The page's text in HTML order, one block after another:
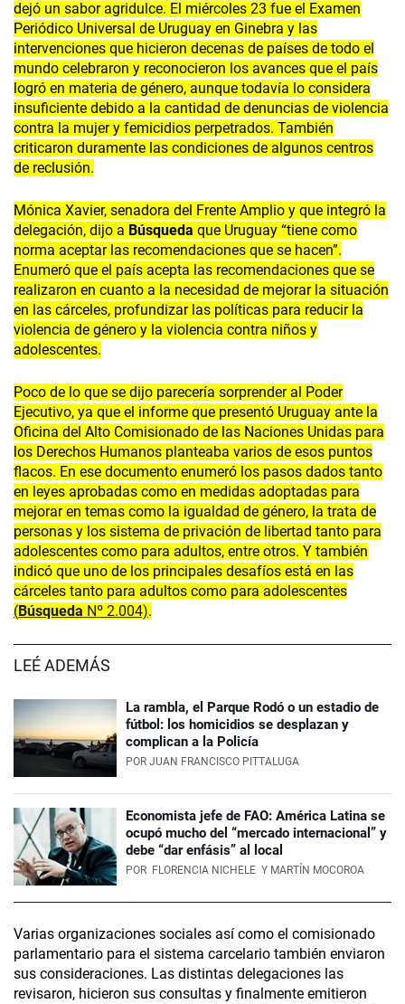
dejó un sabor agridulce. El miércoles 23 fue el Examen
Periódico Universal de Uruguay en Ginebra y las
intervenciones que hicieron decenas de países de todo el
mundo celebraron y reconocieron los avances que el país
logró en materia de género, aunque todavía lo considera
insuficiente debido a la cantidad de denuncias de violencia
contra la mujer y femicidios perpetrados. También
criticaron duramente las condiciones de algunos centros
de reclusión.
Mónica Xavier, senadora del Frente Amplio y que integró la
delegación, dijo a Búsqueda que Uruguay “tiene como
norma aceptar las recomendaciones que se hacen”.
Enumeró que el país acepta las recomendaciones que se
realizaron en cuanto a la necesidad de mejorar la situación
en las cárceles, profundizar las políticas para reducir la
violencia de género y la violencia contra niños y
adolescentes.
Poco de lo que se dijo parecería sorprender al Poder
Ejecutivo, ya que el informe que presentó Uruguay ante la
Oficina del Alto Comisionado de las Naciones Unidas para
los Derechos Humanos planteaba varios de esos puntos
flacos. En ese documento enumeró los pasos dados tanto
en leyes aprobadas como en medidas adoptadas para
mejorar en temas como la igualdad de género, la trata de
personas y los sistema de privación de libertad tanto para
adolescentes como para adultos, entre otros. Y también
indicó que uno de los principales desafíos está en las
cárceles tanto para adultos como para adolescentes
(Búsqueda Nº 2.004).
LEÉ ADEMÁS
La rambla, el Parque Rodó o un estadio de
fútbol: los homicidios se desplazan y
complican a la Policía
POR JUAN FRANCISCO PITTALUGA
Economista jefe de FAO: América Latina se
ocupó mucho del “mercado internacional” y
debe “dar enfásis” al local
POR FLORENCIA NICHELE Y MARTÍN MOCOROA
Varias organizaciones sociales así como el comisionado
parlamentario para el sistema carcelario también enviaron
sus consideraciones. Las distintas delegaciones las
revisaron, hicieron sus consultas y finalmente emitieron